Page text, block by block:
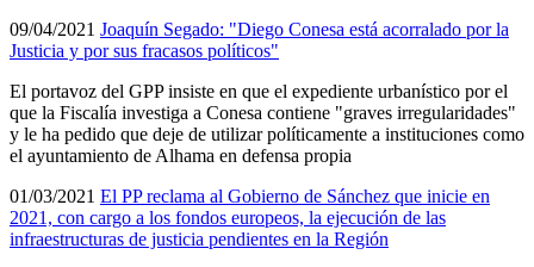
09/04/2021 Joaquí­n Segado: "Diego Conesa está acorralado por la
Justicia y por sus fracasos polí­ticos"
El portavoz del GPP insiste en que el expediente urbaní­stico por el
que la Fiscalí­a investiga a Conesa contiene "graves irregularidades"
y le ha pedido que deje de utilizar polí­ticamente a instituciones como
el ayuntamiento de Alhama en defensa propia
01/03/2021 El PP reclama al Gobierno de Sánchez que inicie en
2021, con cargo a los fondos europeos, la ejecución de las
infraestructuras de justicia pendientes en la Región